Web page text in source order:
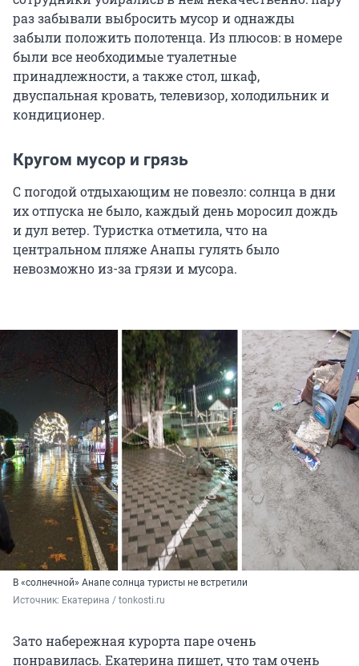
раз забывали выбросить мусор и однажды
забыли положить полотенца. Из плюсов: в номере
были все необходимые туалетные
принадлежности, а также стол, шкаф,
двуспальная кровать, телевизор, холодильник и
кондиционер.
Кругом мусор и грязь
С погодой отдыхающим не повезло: солнца в дни
их отпуска не было, каждый день моросил дождь
и дул ветер. Туристка отметила, что на
центральном пляже Анапы гулять было
невозможно из-за грязи и мусора.
В «солнечной» Анапе солнца туристы не встретили
Источник: Екатерина / tonkosti.ru
Зато набережная курорта паре очень
понравилась. Екатерина пишет, что там очень